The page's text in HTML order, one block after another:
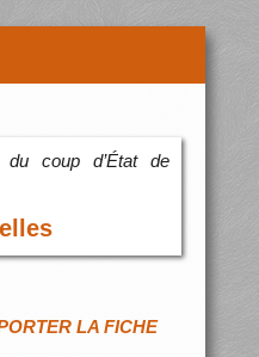
coup d’État de
LA FICHE